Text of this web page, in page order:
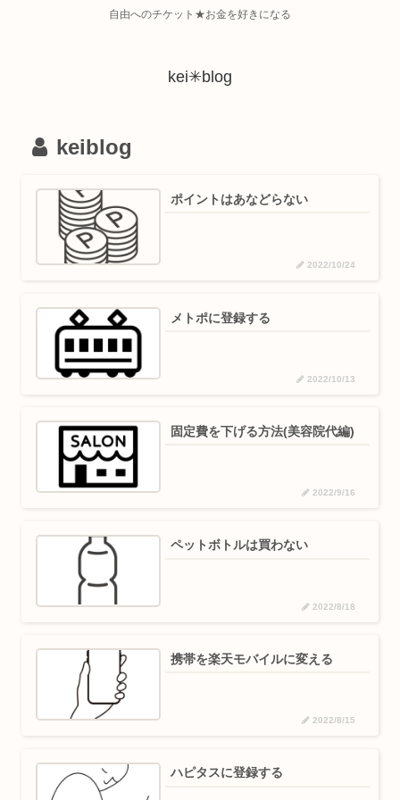
自由へのチケット★お金を好きになる
kei✳︎blog
keiblog
ポイントはあなどらない
2022/10/24
メトポに登録する
2022/10/13
固定費を下げる方法(美容院代編)
2022/9/16
ペットボトルは買わない
2022/8/18
携帯を楽天モバイルに変える
2022/8/15
ハピタスに登録する